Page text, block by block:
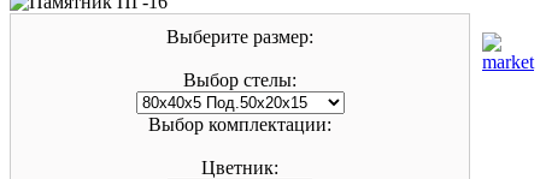
Выберите размер:
Выбор стелы:
Выбор комплектации:
Цветник: